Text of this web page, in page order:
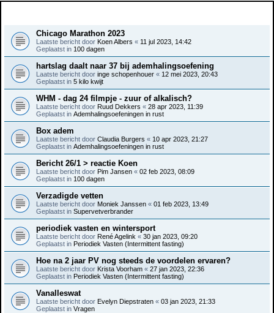
Chicago Marathon 2023
Laatste bericht door Koen Albers « 11 jul 2023, 14:42
Geplaatst in 100 dagen
hartslag daalt naar 37 bij ademhalingsoefening
Laatste bericht door inge schopenhouer « 12 mei 2023, 20:43
Geplaatst in 5 kilo kwijt
WHM - dag 24 filmpje - zuur of alkalisch?
Laatste bericht door Ruud Dekkers « 28 apr 2023, 11:39
Geplaatst in Ademhalingsoefeningen in rust
Box adem
Laatste bericht door Claudia Burgers « 10 apr 2023, 21:27
Geplaatst in Ademhalingsoefeningen in rust
Bericht 26/1 > reactie Koen
Laatste bericht door Pim Jansen « 02 feb 2023, 08:09
Geplaatst in 100 dagen
Verzadigde vetten
Laatste bericht door Moniek Janssen « 01 feb 2023, 13:49
Geplaatst in Supervetverbrander
periodiek vasten en wintersport
Laatste bericht door René Agelink « 30 jan 2023, 09:20
Geplaatst in Periodiek Vasten (Intermittent fasting)
Hoe na 2 jaar PV nog steeds de voordelen ervaren?
Laatste bericht door Krista Voorham « 27 jan 2023, 22:36
Geplaatst in Periodiek Vasten (Intermittent fasting)
Vanalleswat
Laatste bericht door Evelyn Diepstraten « 03 jan 2023, 21:33
Geplaatst in Vragen